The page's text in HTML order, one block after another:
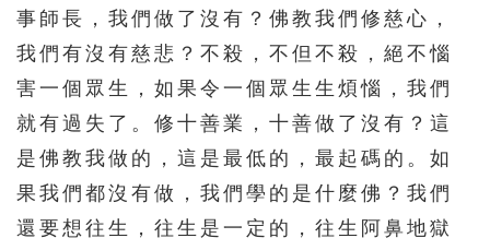
事師長，我們做了沒有？佛教我們修慈心，
我們有沒有慈悲？不殺，不但不殺，絕不惱
害一個眾生，如果令一個眾生生煩惱，我們
就有過失了。修十善業，十善做了沒有？這
是佛教我做的，這是最低的，最起碼的。如
果我們都沒有做，我們學的是什麼佛？我們
還要想往生，往生是一定的，往生阿鼻地獄